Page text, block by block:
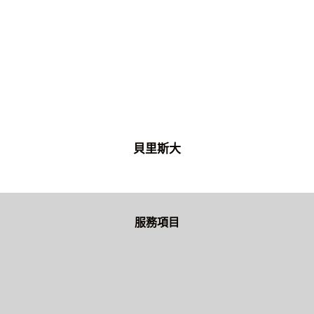
貝里斯大
服務項目